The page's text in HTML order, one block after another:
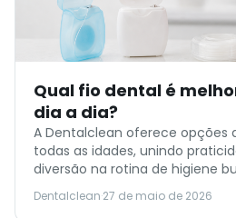
Qual fio dental é
dia a dia?
A Dentalclean oferece opções
todas as idades, unindo
diversão na rotina de higiene
Dentalclean·27 de maio de 2026